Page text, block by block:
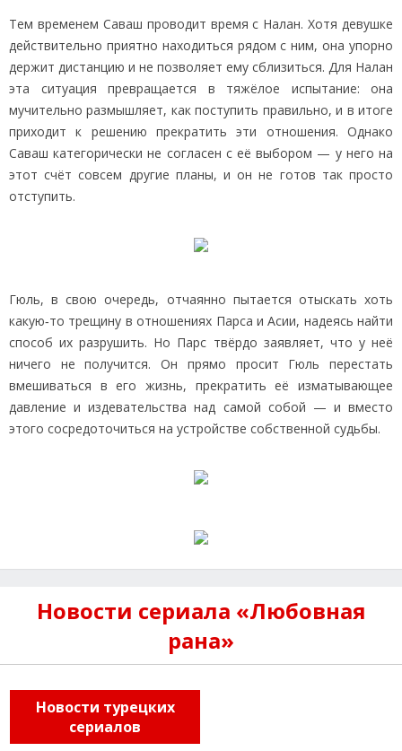
Тем временем Саваш проводит время с Налан. Хотя девушке
действительно приятно находиться рядом с ним, она упорно
держит дистанцию и не позволяет ему сблизиться. Для Налан
эта ситуация превращается в тяжёлое испытание: она
мучительно размышляет, как поступить правильно, и в итоге
приходит к решению прекратить эти отношения. Однако
Саваш категорически не согласен с её выбором — у него на
этот счёт совсем другие планы, и он не готов так просто
отступить.
Гюль, в свою очередь, отчаянно пытается отыскать хоть
какую‑то трещину в отношениях Парса и Асии, надеясь найти
способ их разрушить. Но Парс твёрдо заявляет, что у неё
ничего не получится. Он прямо просит Гюль перестать
вмешиваться в его жизнь, прекратить её изматывающее
давление и издевательства над самой собой — и вместо
этого сосредоточиться на устройстве собственной судьбы.
Новости сериала «Любовная
рана»
Новости турецких
сериалов